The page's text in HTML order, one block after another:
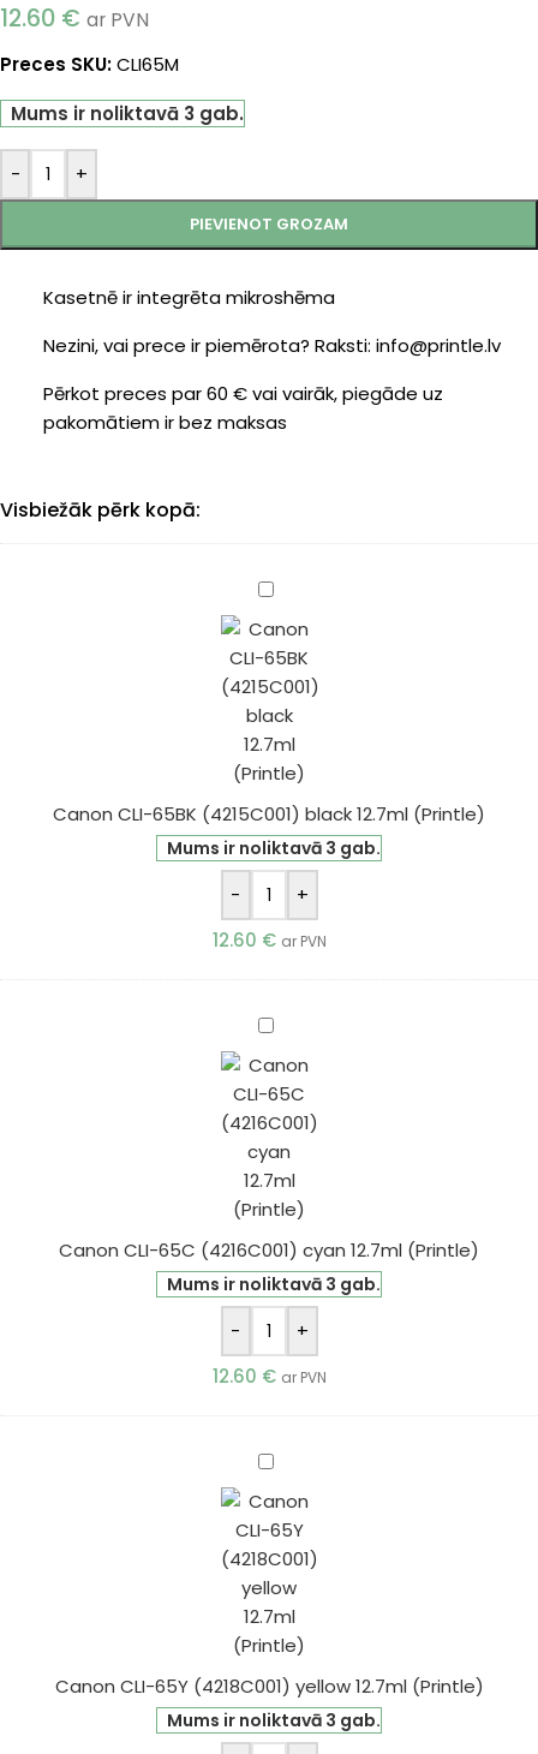
12.60 € ar PVN
Preces SKU:CLI65M
Mums ir noliktavā 3 gab.
- +
PIEVIENOT GROZAM
Kasetnē ir integrēta mikroshēma
Nezini, vai prece ir piemērota? Raksti: info@printle.lv
Pērkot preces par 60 € vai vairāk, piegāde uz
pakomātiem ir bez maksas
Visbiežāk pērk kopā:
Canon
65BK
(4215C001)
black
12.7ml
(Printle)
Canon CLI-65BK (4215C001) black 12.7ml (Printle)
Mums ir noliktavā 3 gab.
-
+
12.60 € ar PVN
Canon
65C
(4216C001)
12.7ml
(Printle)
Canon CLI-65C (4216C001) cyan 12.7ml (Printle)
Mums ir noliktavā 3 gab.
-
+
12.60 € ar PVN
Canon
65Y
(4218C001)
yellow
12.7ml
(Printle)
Canon CLI-65Y (4218C001) yellow 12.7ml (Printle)
Mums ir noliktavā 3 gab.